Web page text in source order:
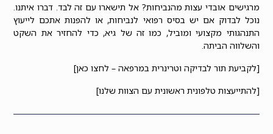
מרגישים אובדי עצות מהנביחות? אל תישארו עם זה לבד. דברו איתנו.
נוכל לבדוק אם יש בסיס רפואי לנביחות, או להפנות אתכם לייעוץ
התנהגותי מקצועי ומוביל, כמו זה של גיא, כדי להחזיר את השקט
והשלווה הביתה.
[לקביעת תור לבדיקה וטרינרית במרפאה – לחצו כאן]
[להתייעצות טלפונית ראשונית עם הצוות שלנו]